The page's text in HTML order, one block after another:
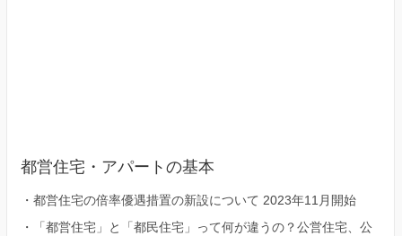
都営住宅・アパートの基本
・ 都営住宅の倍率優遇措置の新設について 2023年11月開始
・
「都営住宅」と「都民住宅」って何が違うの？公営住宅、公